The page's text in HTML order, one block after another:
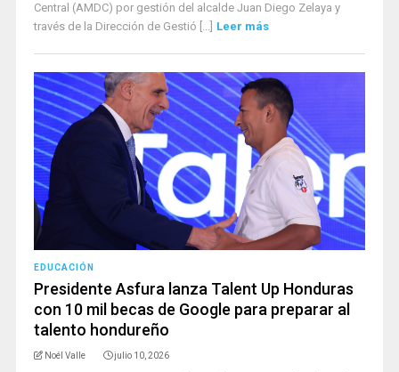
Central (AMDC) por gestión del alcalde Juan Diego Zelaya y
través de la Dirección de Gestió [...] Leer más
EDUCACIÓN
Presidente Asfura lanza Talent Up Honduras
con 10 mil becas de Google para preparar al
talento hondureño
Noél Valle julio 10, 2026